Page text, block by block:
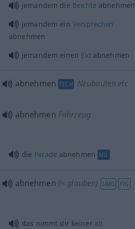
jemandem die Beichte abnehmen
jemandem ein Versprechen
abnehmen
jemandem einen Eid abnehmen
abnehmen TECH Neubauten etc
abnehmen Fahrzeug
die Parade abnehmen MIL
abnehmen (≈ glauben) UMG FIG
das nimmt dir keiner ab